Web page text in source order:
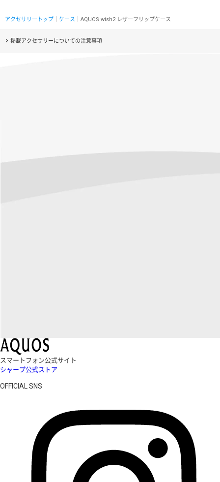
アクセサリートップ ケース ｜AQUOS wish2 レザーフリップケース
掲載アクセサリーについての注意事項
スマートフォン公式サイト
シャープ公式ストア
OFFICIAL SNS